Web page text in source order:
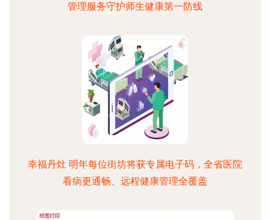
管理服务守护师生健康第一防线
幸福丹灶 明年每位街坊将获专属电子码，全省医院
看病更通畅、远程健康管理全覆盖